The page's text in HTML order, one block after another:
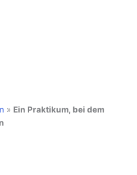
» Ein Praktikum, bei dem